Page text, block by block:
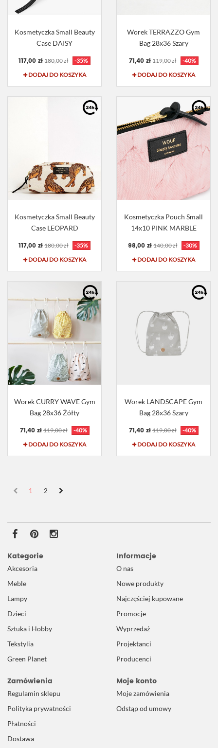
Kosmetyczka Small Beauty
Case DAISY
117,00 zł 180,00 zł
-35%
DODAJ DO KOSZYKA
Worek TERRAZZO Gym
Bag 28x36 Szary
71,40 zł 119,00 zł
-40%
DODAJ DO KOSZYKA
Kosmetyczka Small Beauty
Case LEOPARD
117,00 zł 180,00 zł
-35%
DODAJ DO KOSZYKA
Kosmetyczka Pouch Small
14x10 PINK MARBLE
98,00 zł 140,00 zł
-30%
DODAJ DO KOSZYKA
Worek CURRY WAVE Gym
Bag 28x36 Żółty
71,40 zł 119,00 zł
-40%
DODAJ DO KOSZYKA
Worek LANDSCAPE Gym
Bag 28x36 Szary
71,40 zł 119,00 zł
-40%
DODAJ DO KOSZYKA
1 2
Kategorie
Akcesoria
Meble
Lampy
Dzieci
Sztuka i Hobby
Tekstylia
Green Planet
Informacje
O nas
Nowe produkty
Najczęściej kupowane
Promocje
Wyprzedaż
Projektanci
Producenci
Zamówienia
Regulamin sklepu
Polityka prywatności
Płatności
Dostawa
Moje konto
Moje zamówienia
Odstąp od umowy